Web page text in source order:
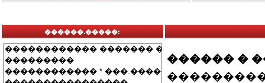
������.�����:
������ �